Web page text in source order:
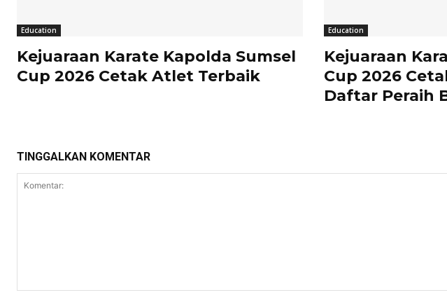
Education
Kejuaraan Karate Kapolda Sumsel
Cup 2026 Cetak Atlet Terbaik
Education
Kejuaraan
Cup 2026
Daftar Peraih
TINGGALKAN KOMENTAR